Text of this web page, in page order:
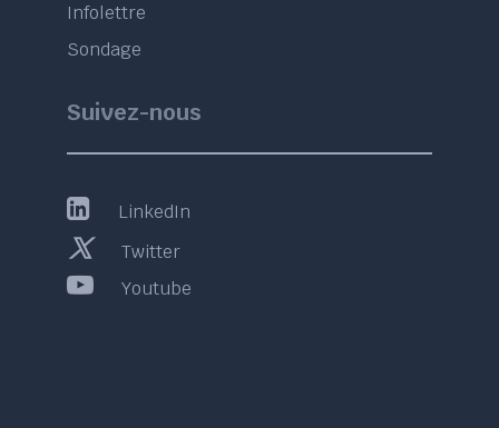
Infolettre
Sondage
Suivez-nous
LinkedIn
Twitter
Youtube